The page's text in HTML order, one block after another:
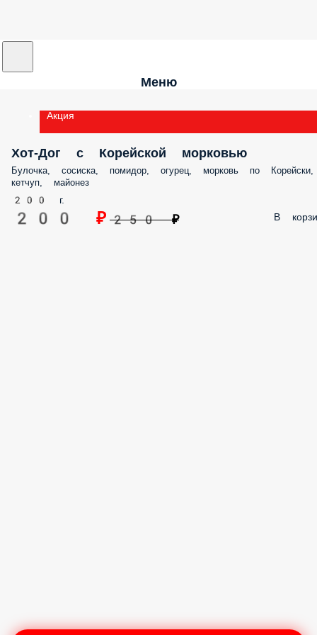
Меню
Акция
Хот-Дог с Корейской морковью
Булочка, сосиска, помидор, огурец, морковь по Корейски,
кетчуп, майонез
200 г.
200 ₽ 250 ₽ В